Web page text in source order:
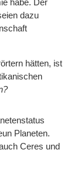
habe. Der
dazu
hätten, ist
Planeten.
Ceres und